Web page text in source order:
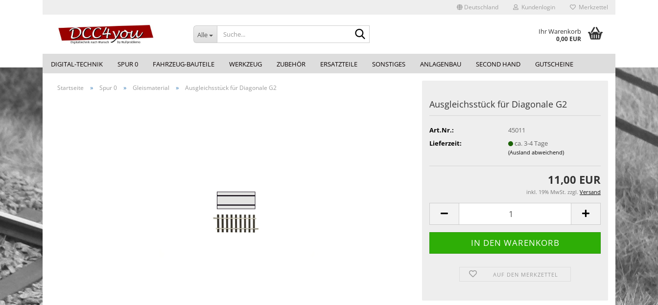
Deutschland Kundenlogin Merkzettel
Alle Ihr Warenkorb
0,00 EUR
DIGITAL-TECHNIK SPUR 0 FAHRZEUG-BAUTEILE WERKZEUG ZUBEHÖR ERSATZTEILE SONSTIGES ANLAGENBAU SECOND HAND GUTSCHEINE
Startseite » Spur 0 » Gleismaterial » Ausgleichsstück für Diagonale G2
Ausgleichsstück für Diagonale G2
Art.Nr.:
45011
Lieferzeit:
ca. 3-4 Tage
(Ausland abweichend)
11,00 EUR
inkl. 19% MwSt. zzgl. Versand
AUF DEN MERKZETTEL